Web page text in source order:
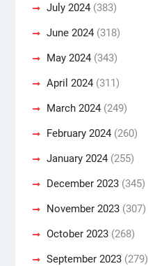
July 2024(383)
June 2024(318)
May 2024(343)
April 2024(311)
March 2024(249)
February 2024(260)
January 2024(255)
December 2023(345)
November 2023(307)
October 2023(268)
September 2023(279)